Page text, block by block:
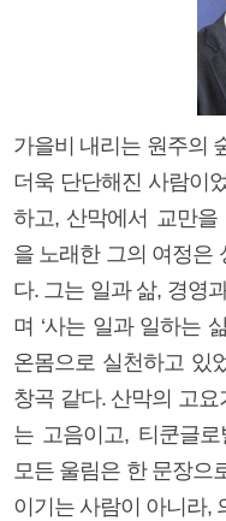
가을비 내리는 원주의
더욱 단단해진 사람이
하고, 산막에서 교만
을 노래한 그의 여정은
다. 그는 일과 삶, 경영
며 ‘사는 일과 일하는
온몸으로 실천하고 있
창곡 같다. 산막의 고
는 고음이고, 티쿤글
모든 울림은 한 문장으
이기는 사람이 아니라,